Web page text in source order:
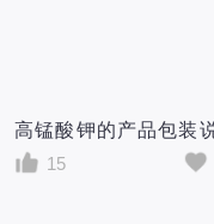
15